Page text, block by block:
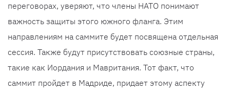
переговорах, уверяют, что члены НАТО понимают
важность защиты этого южного фланга. Этим
направлениям на саммите будет посвящена отдельная
сессия. Также будут присутствовать союзные страны,
такие как Иордания и Мавритания. Тот факт, что
саммит пройдет в Мадриде, придает этому аспекту